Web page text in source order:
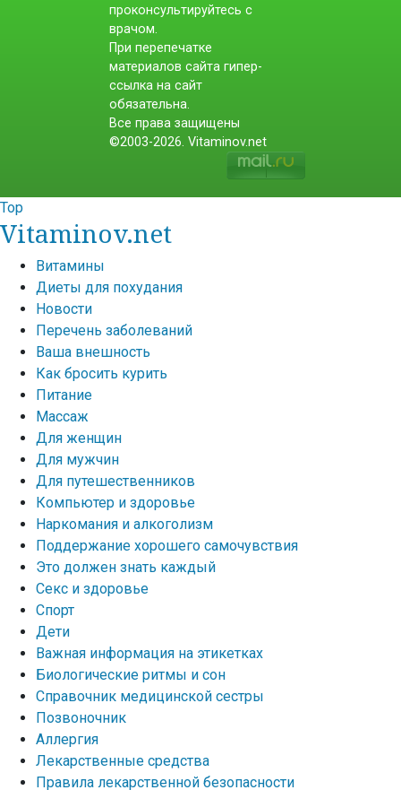
проконсультируйтесь с
врачом.
При перепечатке
материалов сайта гипер-
ссылка на сайт
обязательна.
Все права защищены
©2003-2026. Vitaminov.net
Top
Vitaminov.net
Витамины
Диеты для похудания
Новости
Перечень заболеваний
Ваша внешность
Как бросить курить
Питание
Массаж
Для женщин
Для мужчин
Для путешественников
Компьютер и здоровье
Наркомания и алкоголизм
Поддержание хорошего самочувствия
Это должен знать каждый
Секс и здоровье
Спорт
Дети
Важная информация на этикетках
Биологические ритмы и сон
Справочник медицинской сестры
Позвоночник
Аллергия
Лекарственные средства
Правила лекарственной безопасности